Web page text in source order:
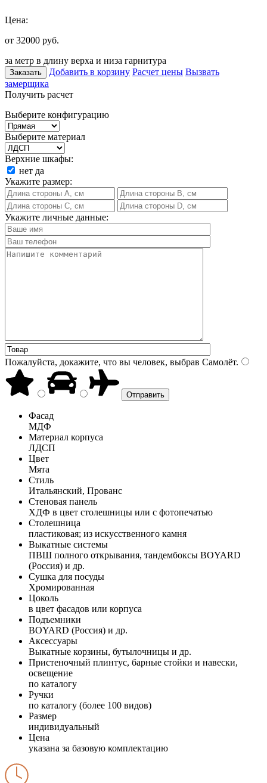
Цена:
от 32000 руб.
за метр в длину верха и низа гарнитура
Заказать Добавить в корзину Расчет цены Вызвать
замерщика
Получить расчет
Выберите конфигурацию
Выберите материал
Верхние шкафы:
нет да
Укажите размер:
Укажите личные данные:
Пожалуйста, докажите, что вы человек, выбрав Самолёт.
Фасад
МДФ
Материал корпуса
ЛДСП
Цвет
Мята
Стиль
Итальянский, Прованс
Стеновая панель
ХДФ в цвет столешницы или с фотопечатью
Столешница
пластиковая; из искусственного камня
Выкатные системы
ПВШ полного открывания, тандембоксы BOYARD
(Россия) и др.
Сушка для посуды
Хромированная
Цоколь
в цвет фасадов или корпуса
Подъемники
BOYARD (Россия) и др.
Аксессуары
Выкатные корзины, бутылочницы и др.
Пристеночный плинтус, барные стойки и навески,
освещение
по каталогу
Ручки
по каталогу (более 100 видов)
Размер
индивидуальный
Цена
указана за базовую комплектацию